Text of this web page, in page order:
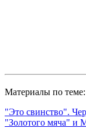
Материалы по теме:
"Это свинство".
"Золотого мяча" и